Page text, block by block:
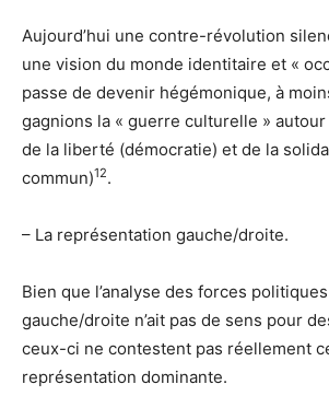
Aujourd’hui une contre-révolution
une vision du monde identitaire et «
passe de devenir hégémonique, à
gagnions la « guerre culturelle » autour
de la liberté (démocratie) et de la
commun)12.
– La représentation gauche/droite.
Bien que l’analyse des forces
gauche/droite n’ait pas de sens pour
ceux-ci ne contestent pas réellement
représentation dominante.